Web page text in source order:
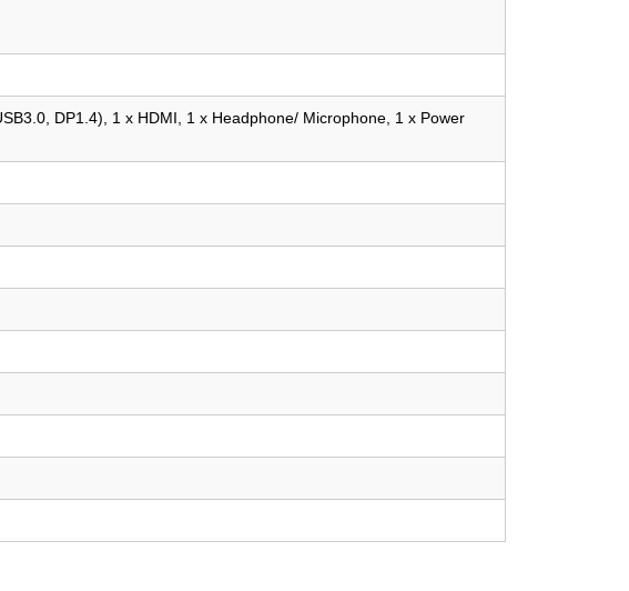
DP1.4), 1 x HDMI, 1 x Headphone/ Microphone, 1 x Power